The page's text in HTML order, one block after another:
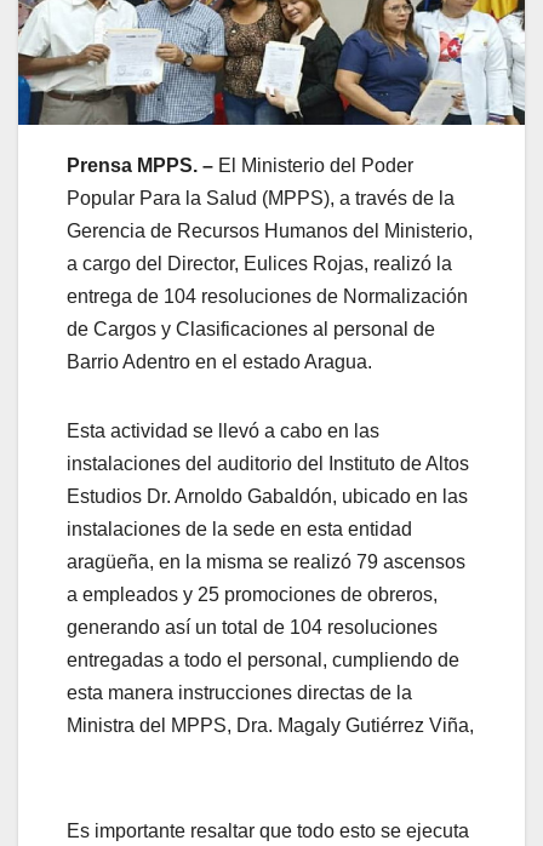
Prensa MPPS. – El Ministerio del Poder
Popular Para la Salud (MPPS), a través de la
Gerencia de Recursos Humanos del Ministerio,
a cargo del Director, Eulices Rojas, realizó la
entrega de 104 resoluciones de Normalización
de Cargos y Clasificaciones al personal de
Barrio Adentro en el estado Aragua.
Esta actividad se llevó a cabo en las
instalaciones del auditorio del Instituto de Altos
Estudios Dr. Arnoldo Gabaldón, ubicado en las
instalaciones de la sede en esta entidad
aragüeña, en la misma se realizó 79 ascensos
a empleados y 25 promociones de obreros,
generando así un total de 104 resoluciones
entregadas a todo el personal, cumpliendo de
esta manera instrucciones directas de la
Ministra del MPPS, Dra. Magaly Gutiérrez Viña,
Es importante resaltar que todo esto se ejecuta